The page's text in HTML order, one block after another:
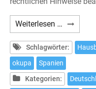
Weiterlesen … Haus-
und
in
Spanien
–
Schlagwörter:
okupa
Spanien
Kategorien: